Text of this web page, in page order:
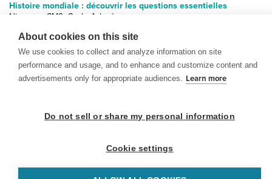
Histoire mondiale : découvrir les questions essentielles
Niveaux : CM2, Cycle 4, lycée
About cookies on this site
We use cookies to collect and analyze information on site
performance and usage, and to enhance and customize content and
advertisements only for appropriate audiences. Learn more
Do not sell or share my personal information
Cookie settings